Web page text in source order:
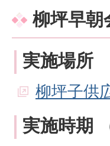
柳坪早朝
実施場所
柳坪子供
実施時期